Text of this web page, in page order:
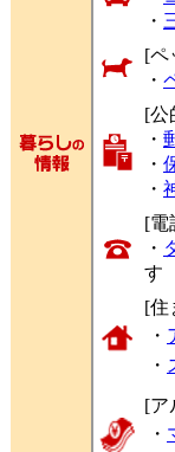
・
[ペ
・
[公
・
・
・
[電
・
す
[住
・
・
[ア
・